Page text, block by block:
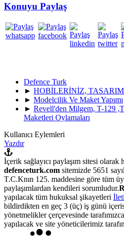
Konuyu Paylaş
Defence Turk
► HOBİLERİNİZ,
► Modelcilik Ve Maket Yapımı
► Revell'den Milgem, T-129
Maketleri Oylamaları
Kullanıcı Eylemleri
Yazdır
İçerik sağlayıcı paylaşım sitesi olarak
defenceturk.com sitemizde 5651
T.C.Knın 125. maddesine göre tüm
paylaşımlardan kendileri sorumludur.
yapılacak tüm hukuksal şikayetleri
bildirdikten en geç 3 (üç) iş günü
yönetmelikler çerçevesinde
yapılacak ve site yöneticilerimiz